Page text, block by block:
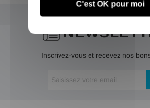
Inscrivez-vous et recevez nos
C'est OK pour moi